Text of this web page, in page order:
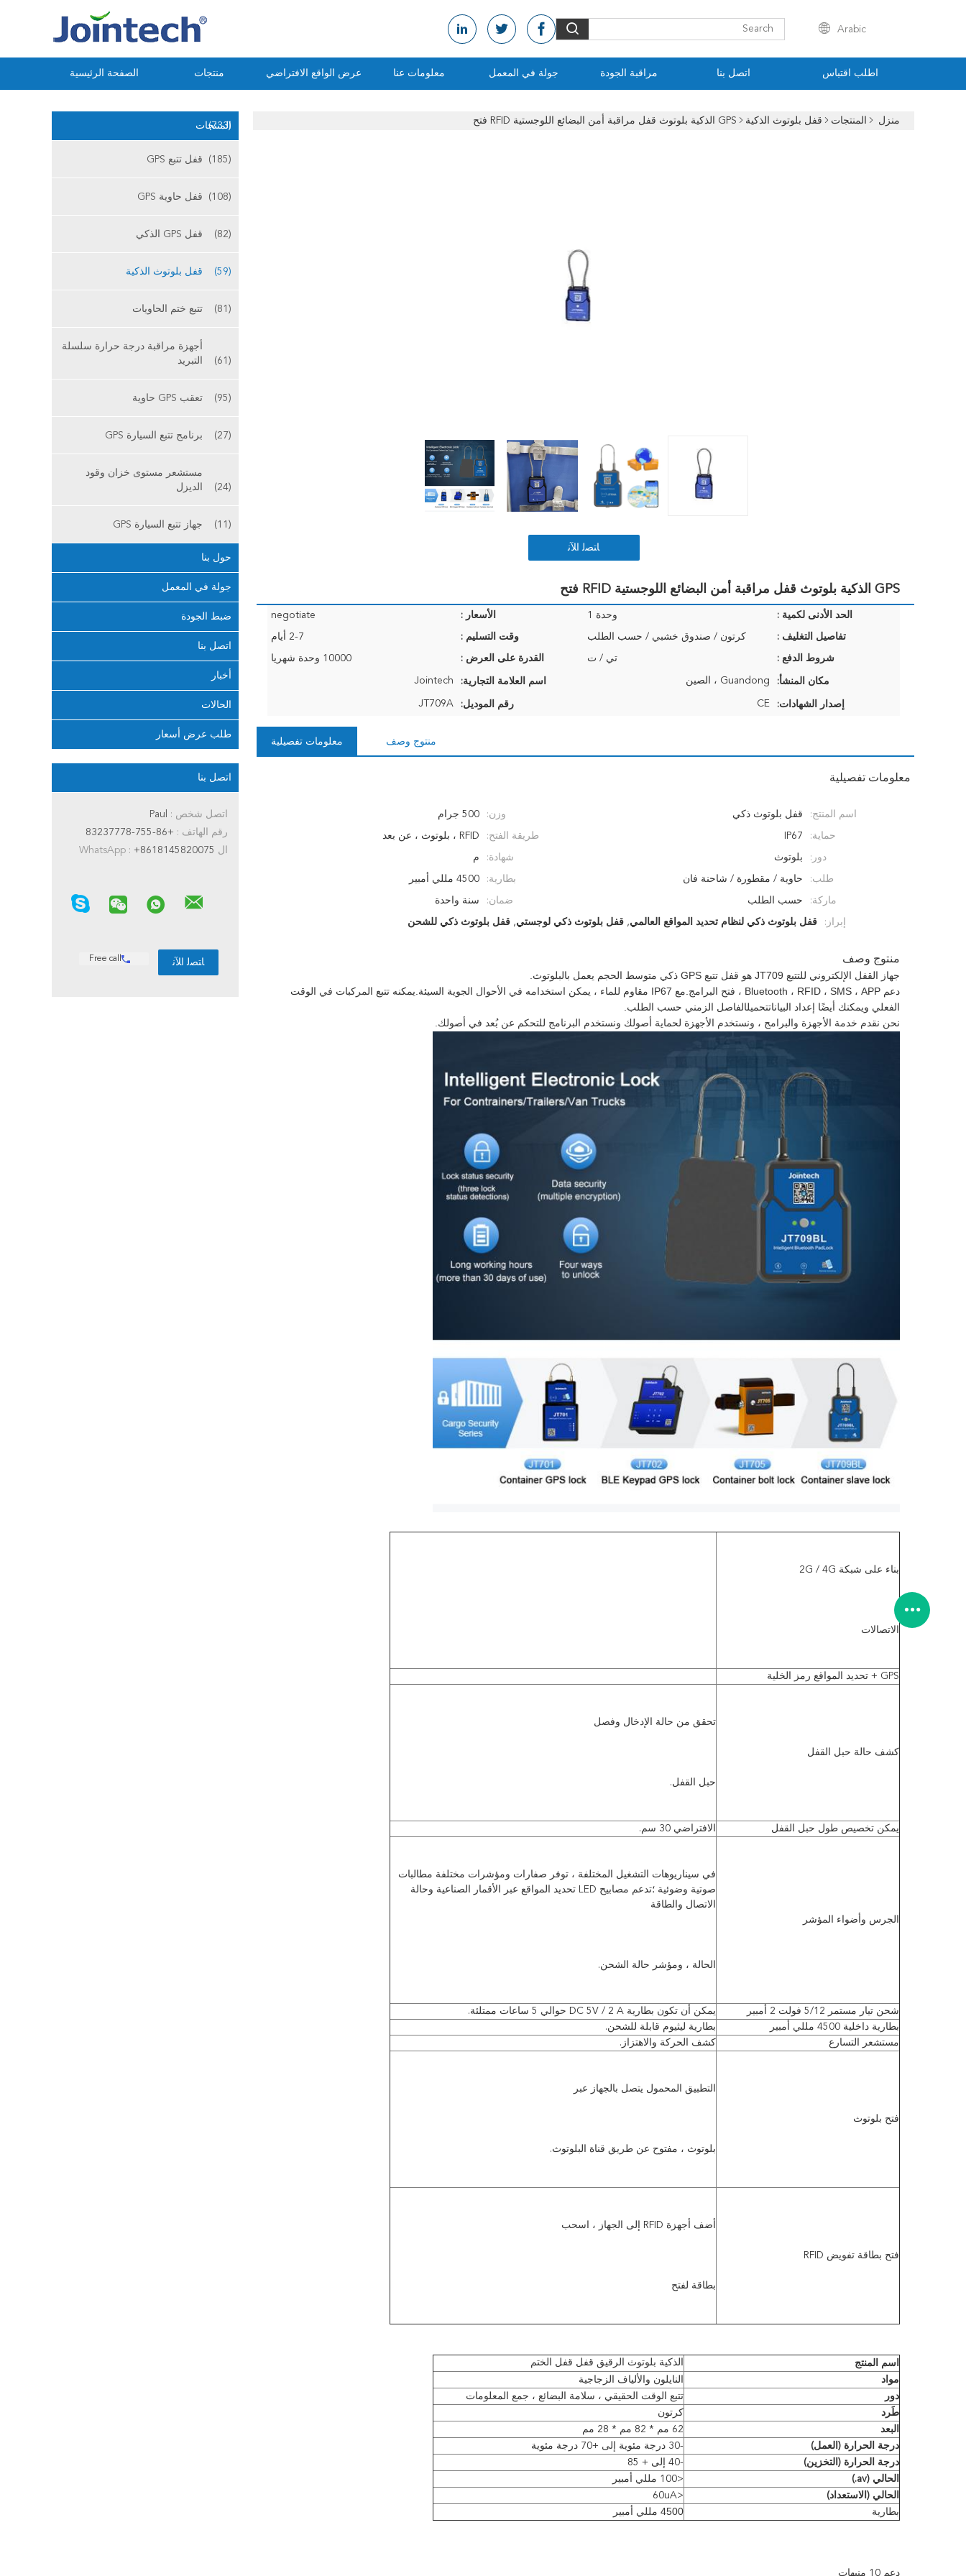
Arabic
الصفحة الرئيسية منتجات عرض الواقع الافتراضي معلومات عنا جولة في المعمل مراقبة الجودة اتصل بنا اطلب اقتباس
المنتجات(733)
قفل تتبع GPS (185)
قفل حاوية GPS (108)
قفل GPS الذكي (82)
قفل بلوتوث الذكية (59)
تتبع ختم الحاويات (81)
أجهزة مراقبة درجة حرارة سلسلة
التبريد
(61)
تعقب GPS حاوية (95)
برنامج تتبع السيارة GPS (27)
مستشعر مستوى خزان وقود
الديزل
(24)
جهاز تتبع السيارة GPS (11)
حول بنا
جولة في المعمل
ضبط الجودة
اتصل بنا
أخبار
الحالات
طلب عرض أسعار
اتصل بنا
اتصل شخص :
رقم الهاتف : +86-755-83237778
ال WhatsApp : +8618145820075
Free call
منزل المنتجات قفل بلوتوث الذكية GPS الذكية بلوتوث قفل مراقبة أمن البضائع اللوجستية RFID فتح
ﺎﺘﺼﻟ ﺍﻶﻧ
GPS الذكية بلوتوث قفل مراقبة أمن البضائع اللوجستية RFID فتح
الحد الأدنى لكمية : وحدة 1 الأسعار : negotiate
تفاصيل التغليف : كرتون / صندوق خشبي / حسب الطلب وقت التسليم : 2-7 أيام
شروط الدفع : تي / ت القدرة على العرض : 10000 وحدة شهريا
مكان المنشأ: Guandong ، الصين اسم العلامة التجارية: Jointech
إصدار الشهادات: CE رقم الموديل: JT709A
معلومات تفصيلية منتوج وصف
معلومات تفصيلية
اسم المنتج: قفل بلوتوث ذكي وزن: 500 جرام
حماية: IP67 طريقة الفتح: RFID ، بلوتوث ، عن بعد
دور: بلوتوث شهادة: م
طلب: حاوية / مقطورة / شاحنة فان بطارية: 4500 مللي أمبير
ماركة: حسب الطلب ضمان: سنة واحدة
إبراز: قفل بلوتوث ذكي لنظام تحديد المواقع العالمي, قفل بلوتوث ذكي لوجستي, قفل بلوتوث ذكي للشحن
منتوج وصف
جهاز القفل الإلكتروني للتتبع JT709 هو قفل تتبع GPS ذكي متوسط ​​الحجم يعمل بالبلوتوث.
الفعلي ويمكنك أيضًا إعداد البياناتتحميلالفاصل الزمني حسب الطلب.
نحن نقدم خدمة الأجهزة والبرامج ، ونستخدم الأجهزة لحماية أصولك ونستخدم البرنامج للتحكم عن بُعد في أصولك.
بناء على شبكة 2G / 4G
الاتصالات
GPS + تحديد المواقع رمز الخلية
كشف حالة حبل القفل
تحقق من حالة الإدخال وفصل
حبل القفل.
يمكن تخصيص طول حبل القفل الافتراضي 30 سم.
الجرس وأضواء المؤشر
الاتصال والطاقة
الحالة ، ومؤشر حالة الشحن.
شحن تيار مستمر 5/12 فولت 2 أمبير
يمكن أن تكون بطارية DC 5V / 2 A حوالي 5 ساعات ممتلئة.
بطارية داخلية 4500 مللي أمبير
بطارية ليثيوم قابلة للشحن.
مستشعر التسارع
كشف الحركة والاهتزاز.
فتح بلوتوث
التطبيق المحمول يتصل بالجهاز عبر
بلوتوث ، مفتوح عن طريق قناة البلوتوث.
فتح بطاقة تفويض RFID
أضف أجهزة RFID إلى الجهاز ، اسحب
بطاقة لفتح
اسم المنتج
الذكية بلوتوث الرقيق قفل قفل الختم
مواد
النايلون والألياف الزجاجية
دور
تتبع الوقت الحقيقي ، سلامة البضائع ، جمع المعلومات
طَرد
كرتون
البعد
62 مم * 82 مم * 28 مم
درجة الحرارة (العمل)
-30 درجة مئوية إلى +70 درجة مئوية
درجة الحرارة (التخزين)
-40 إلى + 85
الحالي (av.)
<100 مللي أمبير
الحالي (الاستعداد)
<60uA
بطارية 4500 مللي أمبير
دعم 10 منبهات